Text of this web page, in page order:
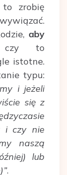
to zrobię
aby
to
istotne.
typu:
i jeżeli
się z
i czy nie
naszą
lub
.